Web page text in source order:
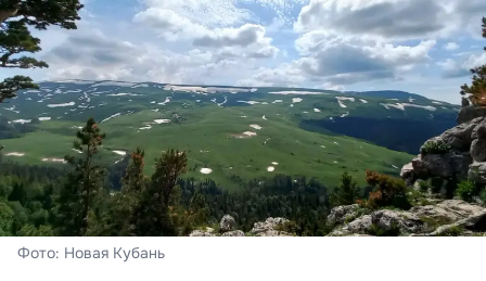
Фото: Новая Кубань